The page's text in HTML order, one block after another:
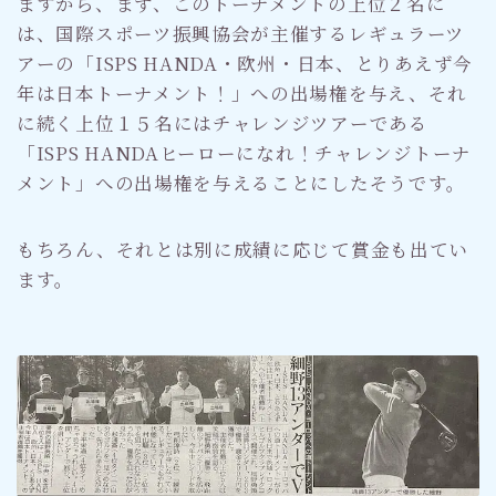
は、国際スポーツ振興協会が主催するレギュラーツ
アーの「ISPS HANDA・欧州・日本、とりあえず今
年は日本トーナメント！」への出場権を与え、それ
に続く上位１５名にはチャレンジツアーである
「ISPS HANDAヒーローになれ！チャレンジトーナ
メント」への出場権を与えることにしたそうです。
もちろん、それとは別に成績に応じて賞金も出てい
ます。